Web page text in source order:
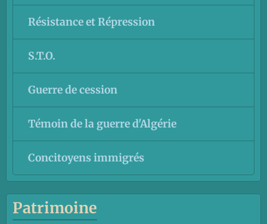
Résistance et Répression
S.T.O.
Guerre de cession
Témoin de la guerre d'Algérie
Concitoyens immigrés
Patrimoine